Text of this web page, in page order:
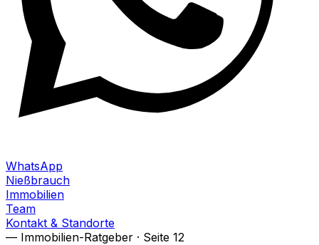
WhatsApp
Nießbrauch
Immobilien
Team
Kontakt & Standorte
— Immobilien-Ratgeber · Seite 12